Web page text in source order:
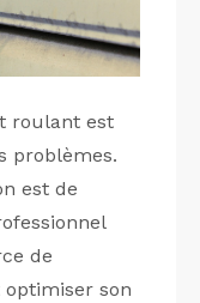
roulant est
problèmes.
est de
de
son